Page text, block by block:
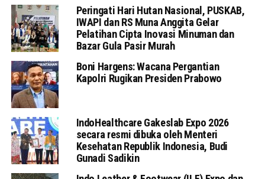
Peringati Hari Hutan Nasional, PUSKAB,
IWAPI dan RS Muna Anggita Gelar
Pelatihan Cipta Inovasi Minuman dan
Bazar Gula Pasir Murah
Boni Hargens: Wacana Pergantian
Kapolri Rugikan Presiden Prabowo
IndoHealthcare Gakeslab Expo 2026
secara resmi dibuka oleh Menteri
Kesehatan Republik Indonesia, Budi
Gunadi Sadikin